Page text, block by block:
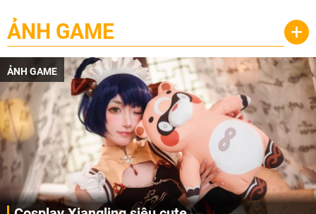
ẢNH GAME +
ẢNH GAME